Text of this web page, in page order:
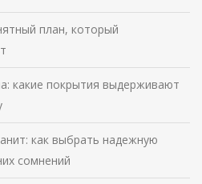
план, который
какие покрытия выдерживают
как выбрать надежную
сомнений